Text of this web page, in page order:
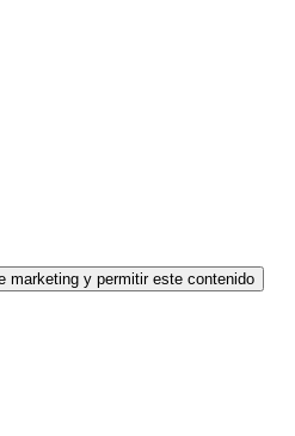
marketing y permitir este contenido